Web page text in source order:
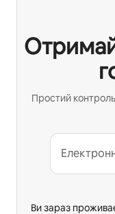
Простий
Ви зараз